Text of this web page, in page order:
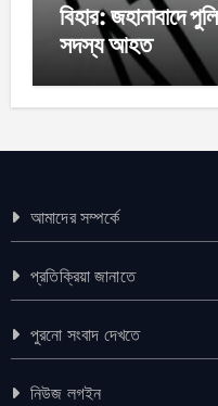
বিহার: জহানাবাদে
সদস্য আহত
আমাদের সম্পর্কে
প্রতিক্রিয়া জানাতে
পুরনো সংবাদ দেখতে
নিউজ লগইন